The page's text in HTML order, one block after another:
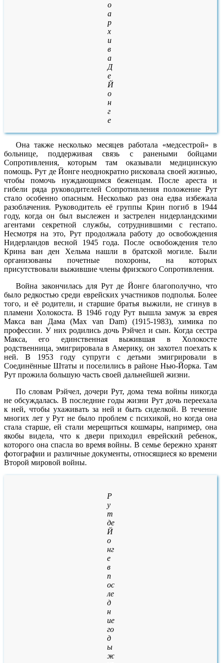
о
а
р
х
и
в
а
Д
е
Й
о
н
г
е
Она также несколько месяцев работала «медсестрой» в
больнице, поддерживая связь с ранеными бойцами
Сопротивления, которым там оказывали медицинскую
помощь. Рут де Йонге неоднократно рисковала своей жизнью,
чтобы помочь нуждающимся беженцам. После ареста и
гибели ряда руководителей Сопротивления положение Рут
стало особенно опасным. Несколько раз она едва избежала
разоблачения. Руководитель её группы Крин погиб в 1944
году, когда он был выслежен и застрелен нидерландскими
агентами секретной службы, сотруднившими с гестапо.
Несмотря на это, Рут продолжала работу до освобождения
Нидерландов весной 1945 года. После освобождения тело
Крина ван ден Хельма нашли в братской могиле. Были
организованы почетные похороны, на которых
присутствовали выжившие члены фризского Сопротивления.
Война закончилась для Рут де Йонге благополучно, что
было редкостью среди еврейских участников подполья. Более
того, и её родители, и старшие братья выжили, не сгинув в
пламени Холокоста. В 1946 году Рут вышла замуж за еврея
Макса ван Дама (Max van Dam) (1915-1983), химика по
профессии. У них родились дочь Рэйчел и сын. Когда сестра
Макса, его единственная выжившая в Холокосте
родственница, эмигрировала в Америку, он захотел поехать к
ней. В 1953 году супруги с детьми эмигрировали в
Соединённые Штаты и поселились в районе Нью-Йорка. Там
Рут прожила большую часть своей дальнейшей жизни.
По словам Рэйчел, дочери Рут, дома тема войны никогда
не обсуждалась. В последние годы жизни Рут дочь переехала
к ней, чтобы ухаживать за ней и быть сиделкой. В течение
многих лет у Рут не было проблем с психикой, но когда она
стала старше, ей стали мерещиться кошмары, например, она
якобы видела, что к двери приходил еврейский ребенок,
которого она спасла во время войны. В семье бережно хранят
фотографии и различные документы, относящиеся ко времени
Второй мировой войны.
Р
у
т
де
Й
о
нг
е
в
п
ос
ле
д
н
ие
го
д
ы
ж